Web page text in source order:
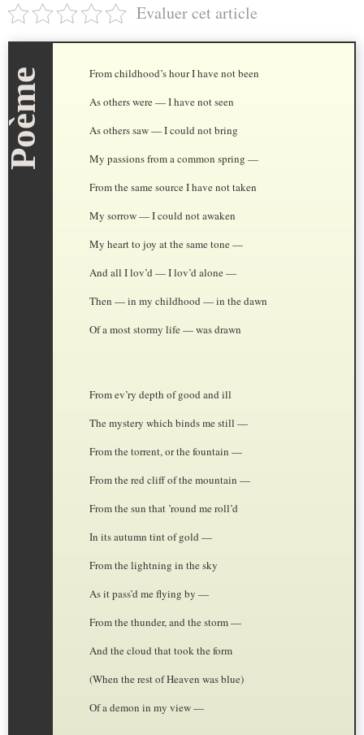
Evaluer cet article
From childhood’s hour I have not been
As others were — I have not seen
As others saw — I could not bring
My passions from a common spring —
From the same source I have not taken
My sorrow — I could not awaken
My heart to joy at the same tone —
And all I lov’d — I lov’d alone —
Then — in my childhood — in the dawn
Of a most stormy life — was drawn
From ev’ry depth of good and ill
The mystery which binds me still —
From the torrent, or the fountain —
From the red cliff of the mountain —
From the sun that ’round me roll’d
In its autumn tint of gold —
From the lightning in the sky
As it pass’d me flying by —
From the thunder, and the storm —
And the cloud that took the form
(When the rest of Heaven was blue)
Of a demon in my view —